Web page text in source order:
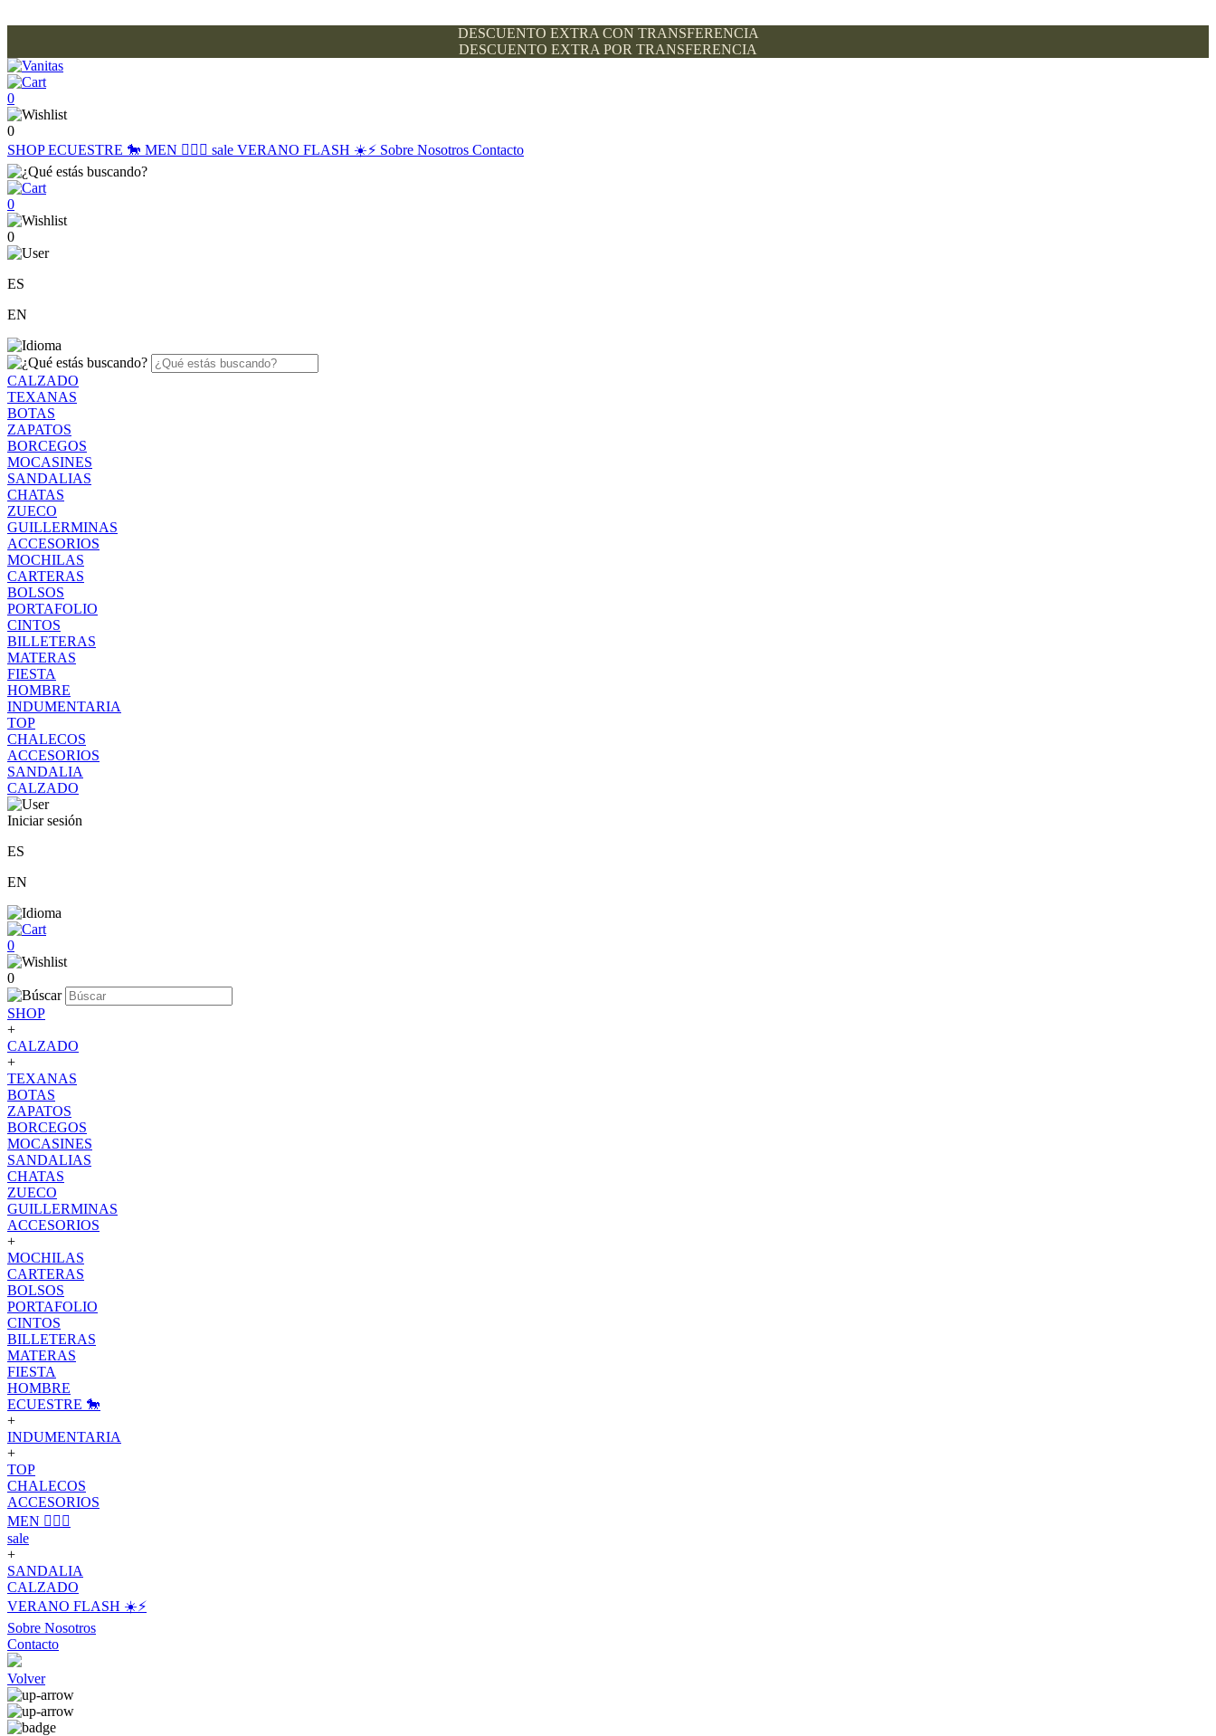
DESCUENTO EXTRA CON TRANSFERENCIA
DESCUENTO EXTRA POR TRANSFERENCIA
0
0
SHOPECUESTRE 🐎 MEN 🙋🏽‍♂️ sale VERANO FLASH ☀️⚡️ Sobre Nosotros Contacto
0
0
ES
EN
CALZADO
TEXANAS
BOTAS
ZAPATOS
BORCEGOS
MOCASINES
SANDALIAS
CHATAS
ZUECO
GUILLERMINAS
ACCESORIOS
MOCHILAS
CARTERAS
BOLSOS
PORTAFOLIO
CINTOS
BILLETERAS
MATERAS
FIESTA
HOMBRE
INDUMENTARIA
TOP
CHALECOS
ACCESORIOS
SANDALIA
CALZADO
Iniciar sesión
ES
EN
0
0
SHOP
+
CALZADO
+
TEXANAS
BOTAS
ZAPATOS
BORCEGOS
MOCASINES
SANDALIAS
CHATAS
ZUECO
GUILLERMINAS
ACCESORIOS
+
MOCHILAS
CARTERAS
BOLSOS
PORTAFOLIO
CINTOS
BILLETERAS
MATERAS
FIESTA
HOMBRE
ECUESTRE 🐎
+
INDUMENTARIA
+
TOP
CHALECOS
ACCESORIOS
MEN 🙋🏽‍♂️
sale
+
SANDALIA
CALZADO
VERANO FLASH ☀️⚡️
Sobre Nosotros
Contacto
Volver